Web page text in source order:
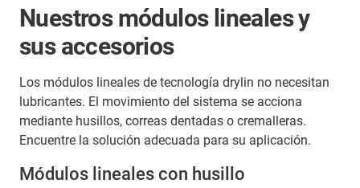
Nuestros módulos lineales y
sus accesorios
Los módulos lineales de tecnología drylin no necesitan
lubricantes. El movimiento del sistema se acciona
mediante husillos, correas dentadas o cremalleras.
Encuentre la solución adecuada para su aplicación.
Módulos lineales con husillo